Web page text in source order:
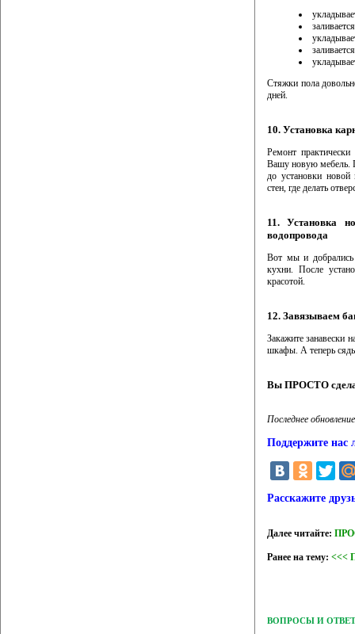
Стяжки пола
дней.
10. Установка
Ремонт
Вашу новую мебель.
до установки новой
стен, где делать
11. Установка
водопровода
Вот мы и добрались
кухни. После
красотой.
12. Завязываем
Закажите занавески
шкафы. А теперь
Вы ПРОСТО
Последнее
Поддержите нас
Расскажите
Далее читайте:
Ранее на тему: <<<
ВОПРОСЫ И